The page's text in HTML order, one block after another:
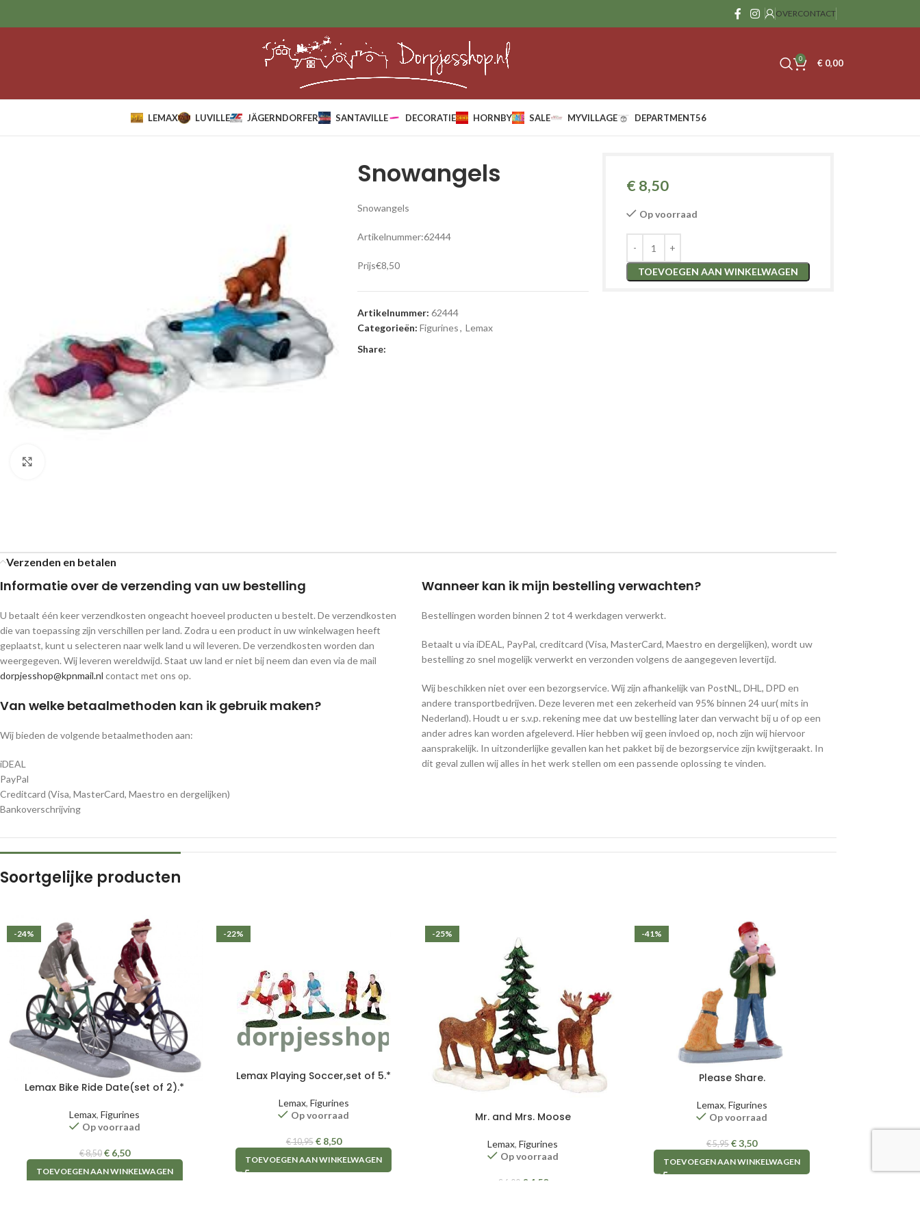
OVERCONTACT
0 € 0,00
LEMAX LUVILLE JÄGERNDORFER SANTAVILLE DECORATIE HORNBY SALE MYVILLAGE DEPARTMENT56
Snowangels
Snowangels
Artikelnummer:62444
Prijs€8,50
€ 8,50
Op voorraad
TOEVOEGEN AAN WINKELWAGEN
Artikelnummer: 62444
Categorieën: Figurines, Lemax
Share:
Verzenden en betalen
Informatie over de verzending van uw bestelling
U betaalt één keer verzendkosten ongeacht hoeveel producten u bestelt. De verzendkosten
die van toepassing zijn verschillen per land. Zodra u een product in uw winkelwagen heeft
geplaatst, kunt u selecteren naar welk land u wil leveren. De verzendkosten worden dan
weergegeven. Wij leveren wereldwijd. Staat uw land er niet bij neem dan even via de mail
dorpjesshop@kpnmail.nl contact met ons op.
Van welke betaalmethoden kan ik gebruik maken?
Wij bieden de volgende betaalmethoden aan:
iDEAL
PayPal
Creditcard (Visa, MasterCard, Maestro en dergelijken)
Bankoverschrijving
Wanneer kan ik mijn bestelling verwachten?
Bestellingen worden binnen 2 tot 4 werkdagen verwerkt.
Betaalt u via iDEAL, PayPal, creditcard (Visa, MasterCard, Maestro en dergelijken), wordt uw
bestelling zo snel mogelijk verwerkt en verzonden volgens de aangegeven levertijd.
Wij beschikken niet over een bezorgservice. Wij zijn afhankelijk van PostNL, DHL, DPD en
andere transportbedrijven. Deze leveren met een zekerheid van 95% binnen 24 uur( mits in
Nederland). Houdt u er s.v.p. rekening mee dat uw bestelling later dan verwacht bij u of op een
ander adres kan worden afgeleverd. Hier hebben wij geen invloed op, noch zijn wij hiervoor
aansprakelijk. In uitzonderlijke gevallen kan het pakket bij de bezorgservice zijn kwijtgeraakt. In
dit geval zullen wij alles in het werk stellen om een passende oplossing te vinden.
Soortgelijke producten
-24%
Lemax Bike Ride Date(set of 2).*
Lemax,Figurines
Op voorraad
€8,50 €6,50
TOEVOEGEN AAN WINKELWAGEN
-22%
Lemax Playing Soccer,set of 5.*
Lemax, Figurines
Op voorraad
€10,95 €8,50
TOEVOEGEN AAN WINKELWAGEN
-25%
Mr. and Mrs. Moose
Lemax,Figurines
Op voorraad
€6,00 €4,50
-41%
Please Share.
Lemax, Figurines
Op voorraad
€5,95 €3,50
TOEVOEGEN AAN WINKELWAGEN